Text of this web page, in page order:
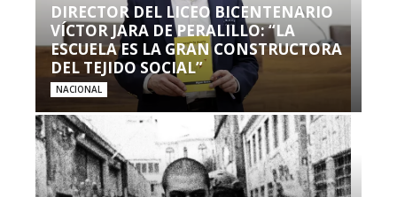
DIRECTOR DEL LICEO BICENTENARIO
VÍCTOR JARA DE PERALILLO: “LA
ESCUELA ES LA GRAN CONSTRUCTORA
DEL TEJIDO SOCIAL”
NACIONAL